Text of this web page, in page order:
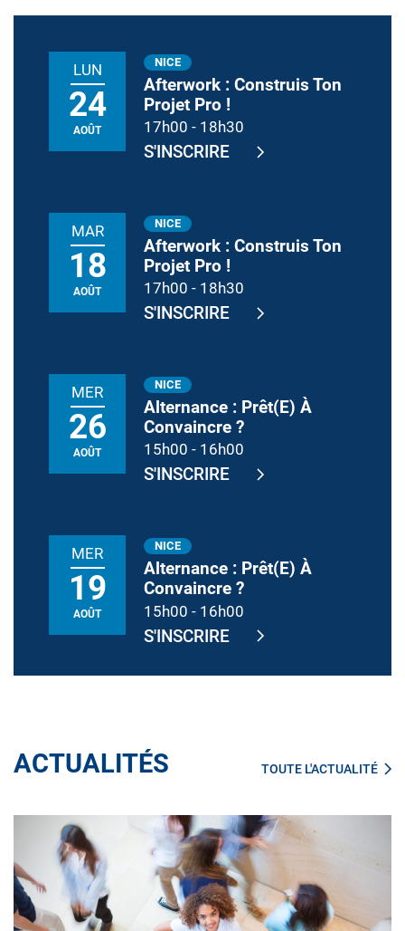
LUN
24
AOÛT
NICE
Afterwork : Construis Ton
Projet Pro !
17h00 - 18h30
S'INSCRIRE
MAR
18
AOÛT
NICE
Afterwork : Construis Ton
Projet Pro !
17h00 - 18h30
S'INSCRIRE
MER
26
AOÛT
NICE
Alternance : Prêt(e) À
Convaincre ?
15h00 - 16h00
S'INSCRIRE
MER
19
AOÛT
NICE
Alternance : Prêt(e) À
Convaincre ?
15h00 - 16h00
S'INSCRIRE
ACTUALITÉS TOUTE L'ACTUALITÉ